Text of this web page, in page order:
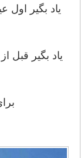
ﯾﺎﺩ ﺑﮕﯿﺮ
ﯾﺎﺩ ﺑﮕﯿﺮ ﻗﺒﻞ